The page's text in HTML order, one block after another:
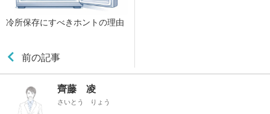
冷所保存にすべきホントの理由
前の記事
齊藤 凌
さいとう りょう